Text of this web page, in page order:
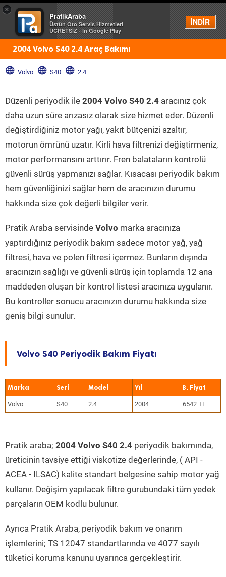
×
PratikAraba
Üstün Oto Servis Hizmetleri
ÜCRETSİZ - In Google Play
İNDİR
Menü
2004 Volvo S40 2.4 Araç Bakımı
Volvo S40 2.4
Düzenli periyodik ile 2004 Volvo S40 2.4 aracınız çok
daha uzun süre arızasız olarak size hizmet eder. Düzenli
değiştirdiğiniz motor yağı, yakıt bütçenizi azaltır,
motorun ömrünü uzatır. Kirli hava filtrenizi değiştirmeniz,
motor performansını arttırır. Fren balataların kontrolü
güvenli sürüş yapmanızı sağlar. Kısacası periyodik bakım
hem güvenliğinizi sağlar hem de aracınızın durumu
hakkında size çok değerli bilgiler verir.
Pratik Araba servisinde Volvo marka aracınıza
yaptırdığınız periyodik bakım sadece motor yağ, yağ
filtresi, hava ve polen filtresi içermez. Bunların dışında
aracınızın sağlığı ve güvenli sürüş için toplamda 12 ana
maddeden oluşan bir kontrol listesi aracınıza uygulanır.
Bu kontroller sonucu aracınızın durumu hakkında size
geniş bilgi sunulur.
Volvo S40 Periyodik Bakım Fiyatı
Marka Seri Model Yıl
Volvo S40 2.4 2004 6542 TL
Pratik araba; 2004 Volvo S40 2.4 periyodik bakımında,
üreticinin tavsiye ettiği viskotize değerlerinde, ( API -
ACEA - ILSAC) kalite standart belgesine sahip motor yağ
kullanır. Değişim yapılacak filtre gurubundaki tüm yedek
parçaların OEM kodlu bulunur.
Ayrıca Pratik Araba, periyodik bakım ve onarım
işlemlerini; TS 12047 standartlarında ve 4077 sayılı
tüketici koruma kanunu uyarınca gerçekleştirir.